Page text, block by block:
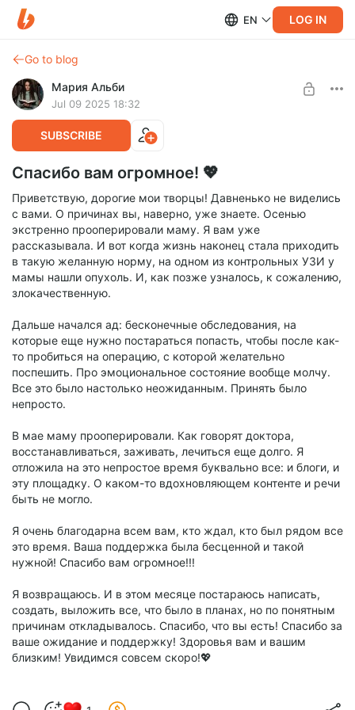
EN LOG IN
Go to blog
Мария Альби
Jul 09 2025 18:32
SUBSCRIBE
Спасибо вам огромное! 💖
Приветствую, дорогие мои творцы! Давненько не виделись
с вами. О причинах вы, наверно, уже знаете. Осенью
экстренно прооперировали маму. Я вам уже
рассказывала. И вот когда жизнь наконец стала приходить
в такую желанную норму, на одном из контрольных УЗИ у
мамы нашли опухоль. И, как позже узналось, к сожалению,
злокачественную.
Дальше начался ад: бесконечные обследования, на
которые еще нужно постараться попасть, чтобы после как-
то пробиться на операцию, с которой желательно
поспешить. Про эмоциональное состояние вообще молчу.
Все это было настолько неожиданным. Принять было
непросто.
В мае маму прооперировали. Как говорят доктора,
восстанавливаться, заживать, лечиться еще долго. Я
отложила на это непростое время буквально все: и блоги, и
эту площадку. О каком-то вдохновляющем контенте и речи
быть не могло.
Я очень благодарна всем вам, кто ждал, кто был рядом все
это время. Ваша поддержка была бесценной и такой
нужной! Спасибо вам огромное!!!
Я возвращаюсь. И в этом месяце постараюсь написать,
создать, выложить все, что было в планах, но по понятным
причинам откладывалось. Спасибо, что вы есть! Спасибо за
ваше ожидание и поддержку! Здоровья вам и вашим
близким! Увидимся совсем скоро!💖